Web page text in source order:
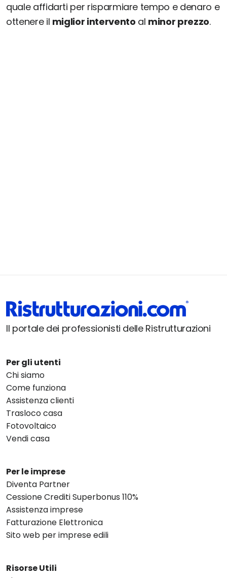
quale affidarti per risparmiare tempo e denaro e
ottenere il miglior intervento al minor prezzo.
Il portale dei professionisti delle Ristrutturazioni
Per gli utenti
Chi siamo
Come funziona
Assistenza clienti
Trasloco casa
Fotovoltaico
Vendi casa
Per le imprese
Diventa Partner
Cessione Crediti Superbonus 110%
Assistenza imprese
Fatturazione Elettronica
Sito web per imprese edili
Risorse Utili